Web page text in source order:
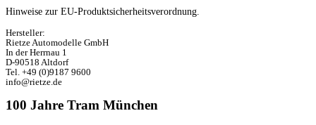
Hinweise zur EU-Produktsicherheitsverordnung.
Hersteller:
Rietze Automodelle GmbH
In der Herrnau 1
D-90518 Altdorf
Tel. +49 (0)9187 9600
info@rietze.de
100 Jahre Tram München